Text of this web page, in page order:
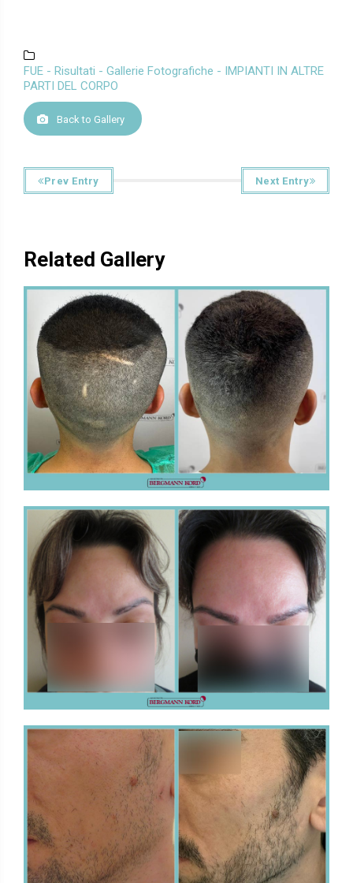
FUE - Risultati - Gallerie Fotografiche - IMPIANTI IN ALTRE
PARTI DEL CORPO
Back to Gallery
Prev Entry Next Entry
Related Gallery
FUE - Risultati - Gallerie Fotografiche - IMPIANTI
IN ALTRE PARTI DEL CORPO